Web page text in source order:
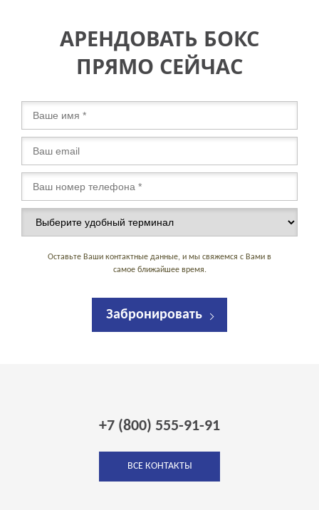
АРЕНДОВАТЬ БОКС
ПРЯМО СЕЙЧАС
Оставьте Ваши контактные данные, и мы свяжемся с Вами в
самое ближайшее время.
Забронировать
+7 (800) 555-91-91
ВСЕ КОНТАКТЫ